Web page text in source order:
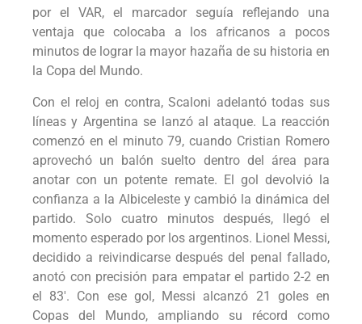
por el VAR, el marcador seguía reflejando una
ventaja que colocaba a los africanos a pocos
minutos de lograr la mayor hazaña de su historia en
la Copa del Mundo.
Con el reloj en contra, Scaloni adelantó todas sus
líneas y Argentina se lanzó al ataque. La reacción
comenzó en el minuto 79, cuando Cristian Romero
aprovechó un balón suelto dentro del área para
anotar con un potente remate. El gol devolvió la
confianza a la Albiceleste y cambió la dinámica del
partido. Solo cuatro minutos después, llegó el
momento esperado por los argentinos. Lionel Messi,
decidido a reivindicarse después del penal fallado,
anotó con precisión para empatar el partido 2-2 en
el 83′. Con ese gol, Messi alcanzó 21 goles en
Copas del Mundo, ampliando su récord como